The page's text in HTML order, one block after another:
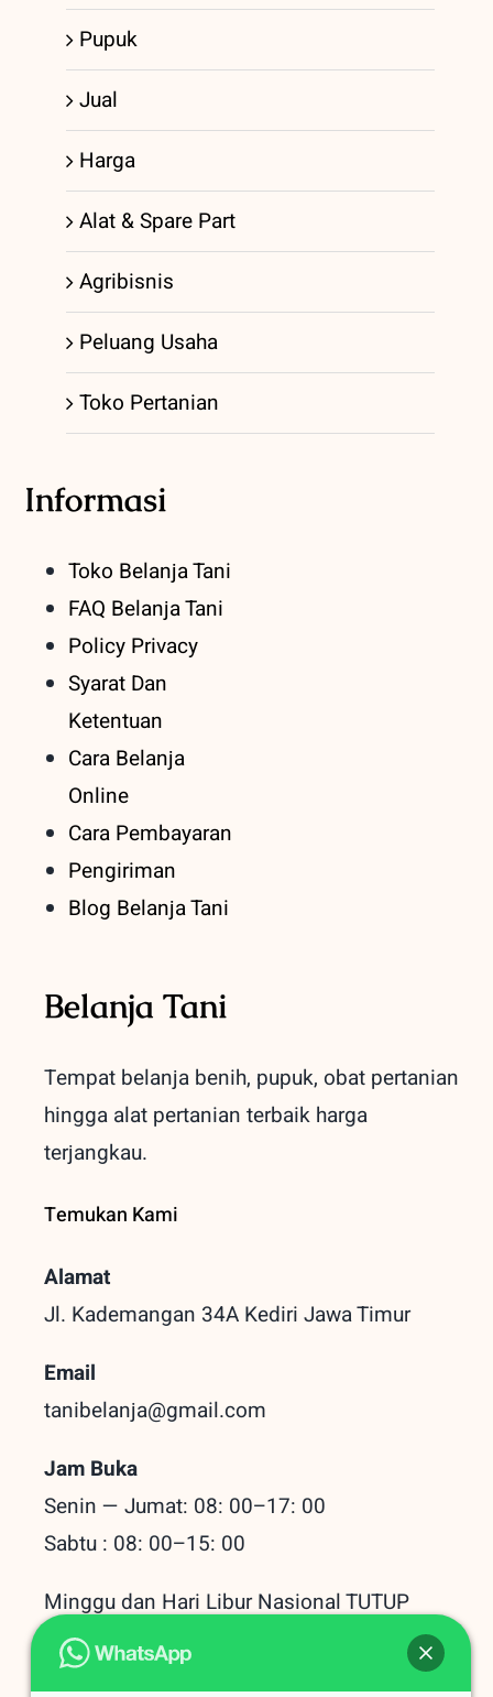
Pupuk
Jual
Harga
Alat & Spare Part
Agribisnis
Peluang Usaha
Toko Pertanian
Informasi
Toko Belanja Tani
FAQ Belanja Tani
Policy Privacy
Syarat Dan
Ketentuan
Cara Belanja
Online
Cara Pembayaran
Pengiriman
Blog Belanja Tani
Belanja Tani
Tempat belanja benih, pupuk, obat pertanian
hingga alat pertanian terbaikharga
terjangkau.
Temukan Kami
Alamat
Jl. Kademangan 34A Kediri Jawa Timur
Email
tanibelanja@gmail.com
Jam Buka
Senin — Jumat: 08: 00–17: 00
Sabtu : 08: 00–15: 00
Minggu dan Hari Libur Nasional TUTUP